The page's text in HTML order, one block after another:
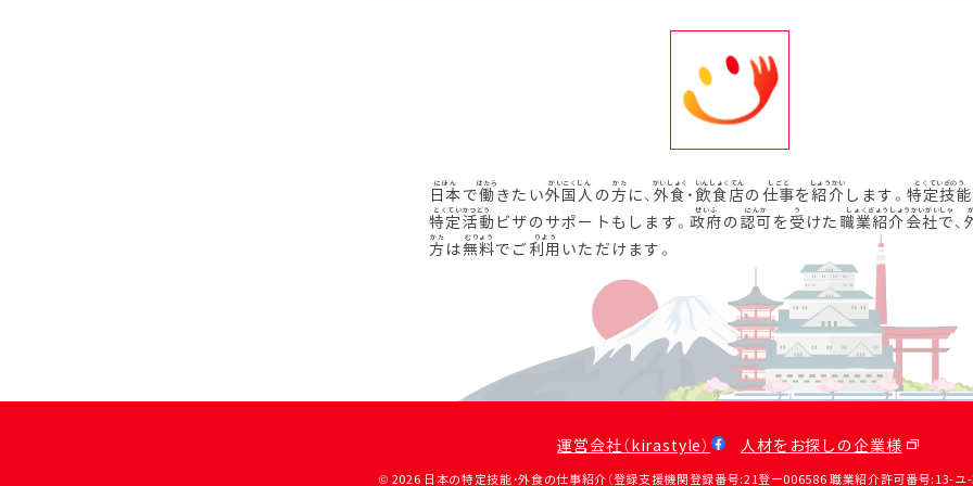
日本で働きたい外国人 の方に、 外食 ・ 飲食店の 仕事を紹介 します。 特定技能
特定活動 ビザのサポートもします。政府の 認可を受 けた 職業紹介会社で、
方は無料でご利用 いただけます。
運営会社（kirastyle） 人材をお探しの企業様
© 2026 日本の特定技能・外食の仕事紹介（登録支援機関登録番号:21登ー006586 職業紹介許可番号:13-